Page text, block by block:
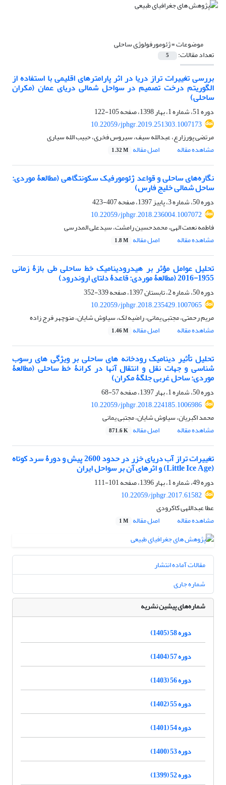
موضوعات =ژئومورفولوژی ساحلی
تعداد مقالات: 5
بررسی تغییرات تراز دریا در اثر پارامترهای اقلیمی با استفاده از
الگوریتم درخت تصمیم در سواحل شمالی دریای عمان (مکران
ساحلی)
دوره 51، شماره 1، بهار 1398، صفحه
105-122
10.22059/jphgr.2019.251303.1007173
مرتضی پورزارع، عبدالله سیف، سیروس فخری، حبیب‏ الله سیاری
مشاهده مقاله
اصل مقاله 1.32 M
نگاره‌های ساحلی و قواعد ژئومورفیک سکونتگاهی (مطالعۀ موردی:
ساحل شمالی خلیج فارس)
دوره 50، شماره 3، پاییز 1397، صفحه
407-423
10.22059/jphgr.2018.236004.1007072
فاطمه نعمت الهی، محمدحسین رامشت، سیدعلی المدرسی
مشاهده مقاله
اصل مقاله 1.8 M
تحلیل عوامل مؤثر بر هیدرودینامیک خط ساحلی طی بازۀ زمانی
1955-2016 (مطالعۀ موردی: قاعدۀ دلتای اروندرود)
دوره 50، شماره 2، تابستان 1397، صفحه
339-352
10.22059/jphgr.2018.235429.1007065
مریم رحمتی، مجتبی یمانی، راضیه لک، سیاوش شایان، منوچهر فرج زاده
مشاهده مقاله
اصل مقاله 1.46 M
تحلیل تأثیر دینامیک رودخانه‏‏ های ساحلی بر ویژگی‏‏ های رسوب‏‏
شناسی و جهات نقل و انتقال آن‏ها در کرانۀ خط ساحلی (مطالعۀ
موردی: ساحل غربی جلگۀ مکران)
دوره 50، شماره 1، بهار 1397، صفحه
57-68
10.22059/jphgr.2018.224185.1006986
محمد اکبریان، سیاوش شایان، مجتبی یمانی
مشاهده مقاله
اصل مقاله 871.6 K
تغییرات تراز آب دریای خزر در حدود 2600 پیش و دورۀ سرد کوتاه
(Little Ice Age) و اثرهای آن بر سواحل ایران
دوره 49، شماره 1، بهار 1396، صفحه
101-111
10.22059/jphgr.2017.61582
عطا عبداللهی ﻛﺎﻛﺮودی
مشاهده مقاله
اصل مقاله 1 M
مقالات آماده انتشار
شماره جاری
شماره‌های پیشین نشریه
دوره 58 (1405)
دوره 57 (1404)
دوره 56 (1403)
دوره 55 (1402)
دوره 54 (1401)
دوره 53 (1400)
دوره 52 (1399)